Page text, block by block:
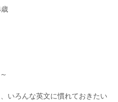
いろんな英文に慣れておきたい